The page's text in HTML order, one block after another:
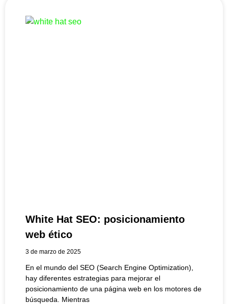
White Hat SEO: posicionamiento
web ético
3 de marzo de 2025
En el mundo del SEO (Search Engine Optimization),
hay diferentes estrategias para mejorar el
posicionamiento de una página web en los motores de
búsqueda. Mientras